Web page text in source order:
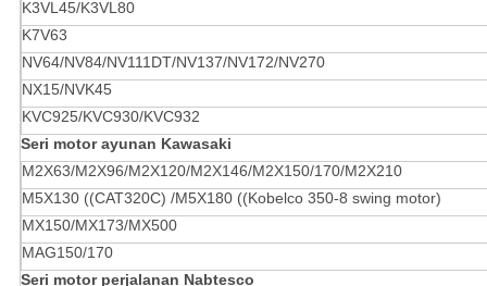
K3VL45/K3VL80
K7V63
NV64/NV84/NV111DT/NV137/NV172/NV270
NX15/NVK45
KVC925/KVC930/KVC932
Seri motor ayunan Kawasaki
M2X63/M2X96/M2X120/M2X146/M2X150/170/M2X210
M5X130 ((CAT320C) /M5X180 ((Kobelco 350-8 swing motor)
MX150/MX173/MX500
MAG150/170
Seri motor perjalanan Nabtesco